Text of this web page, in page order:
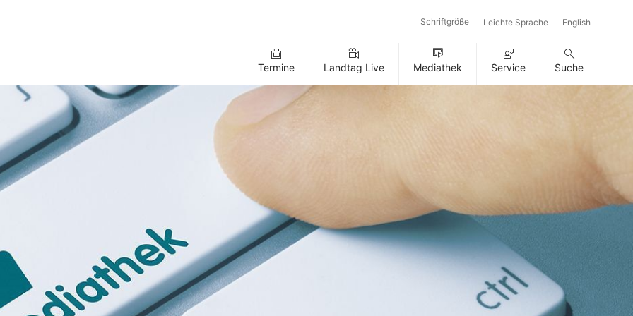
Schriftgröße Leichte Sprache English
Termine Landtag Live Mediathek Service Suche